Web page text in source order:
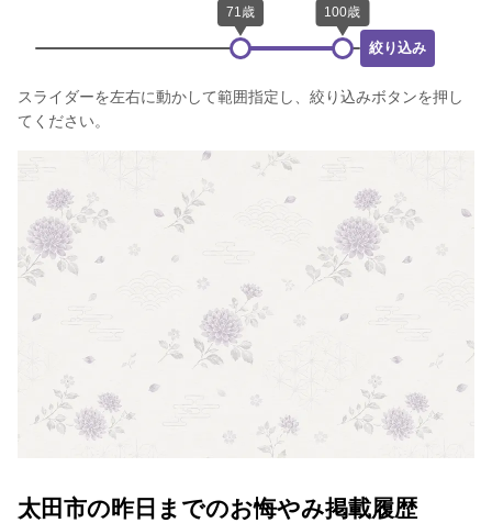
絞り込み
スライダーを左右に動かして範囲指定し、絞り込みボタンを押し
てください。
太田市の昨日までのお悔やみ掲載履歴